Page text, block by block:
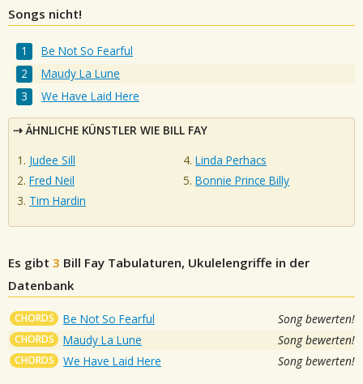
Songs nicht!
Be Not So Fearful
Maudy La Lune
We Have Laid Here
ÄHNLICHE KÜNSTLER WIE BILL FAY
Judee Sill
Fred Neil
Tim Hardin
Linda Perhacs
Bonnie Prince Billy
Es gibt 3 Bill Fay Tabulaturen, Ukulelengriffe in der
Datenbank
CHORDS Be Not So Fearful Song bewerten!
CHORDS Maudy La Lune Song bewerten!
CHORDS We Have Laid Here Song bewerten!